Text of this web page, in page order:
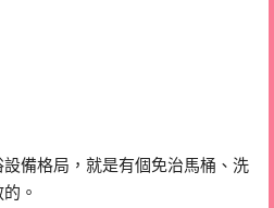
備格局，就是有個免治馬桶、洗
。